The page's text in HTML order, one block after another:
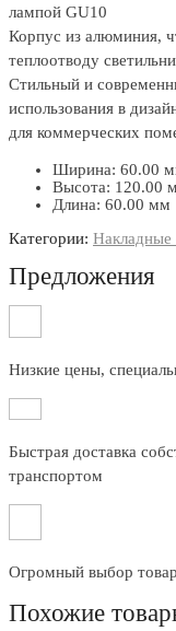
лампой GU10
Корпус из алюминия,
теплоотводу
Стильный и
использования в
для коммерческих
Ширина: 60.00
Высота: 120.00
Длина: 60.00 мм
Категории: Накладные
Предложения
Низкие цены,
Быстрая доставка
транспортом
Огромный выбор
Похожие